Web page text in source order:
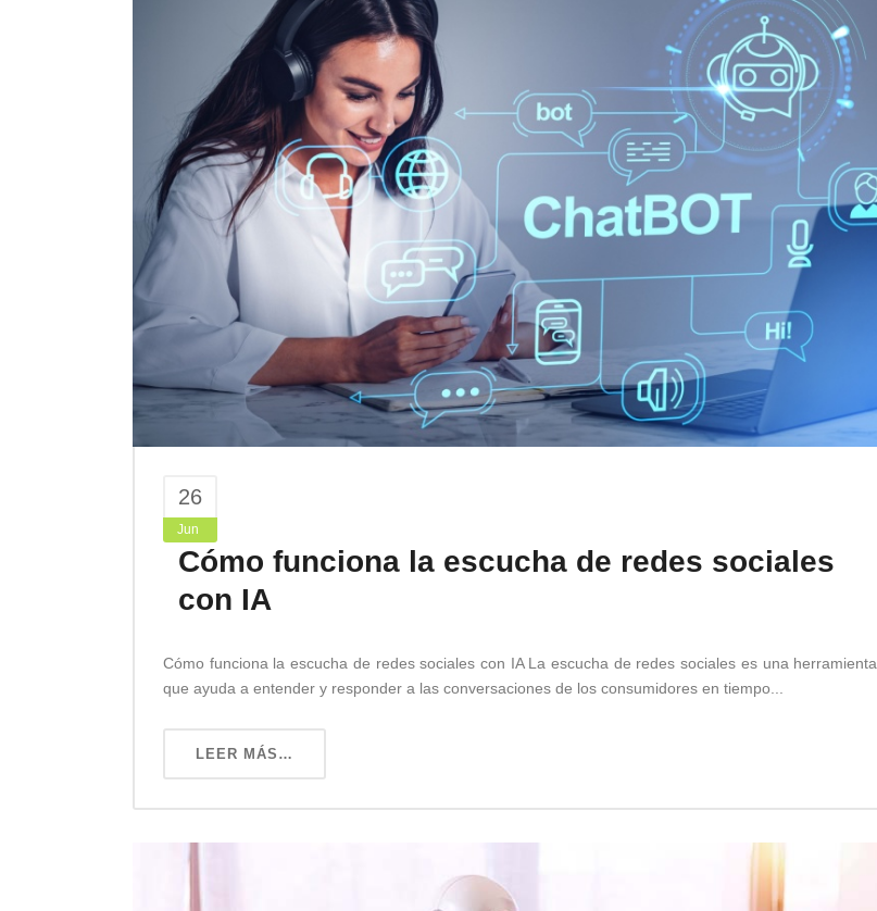
26
Jun
Cómo funciona la escucha de redes sociales
con IA
Cómo funciona la escucha de redes sociales con IA La escucha de redes sociales es una herramienta
que ayuda a entender y responder a las conversaciones de los consumidores en tiempo...
LEER MÁS…